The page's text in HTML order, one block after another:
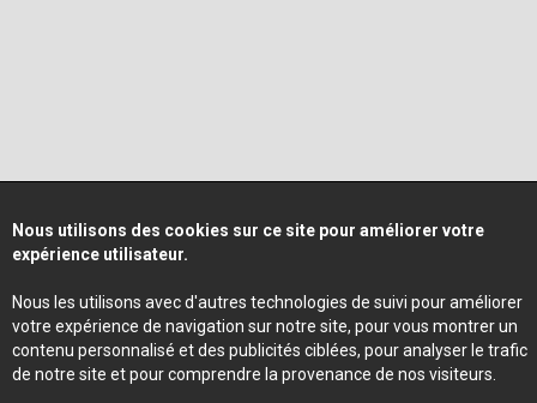
Nous utilisons des cookies sur ce site pour améliorer votre
expérience utilisateur.
Nous les utilisons avec d'autres technologies de suivi pour améliorer
votre expérience de navigation sur notre site, pour vous montrer un
contenu personnalisé et des publicités ciblées, pour analyser le trafic
de notre site et pour comprendre la provenance de nos visiteurs.